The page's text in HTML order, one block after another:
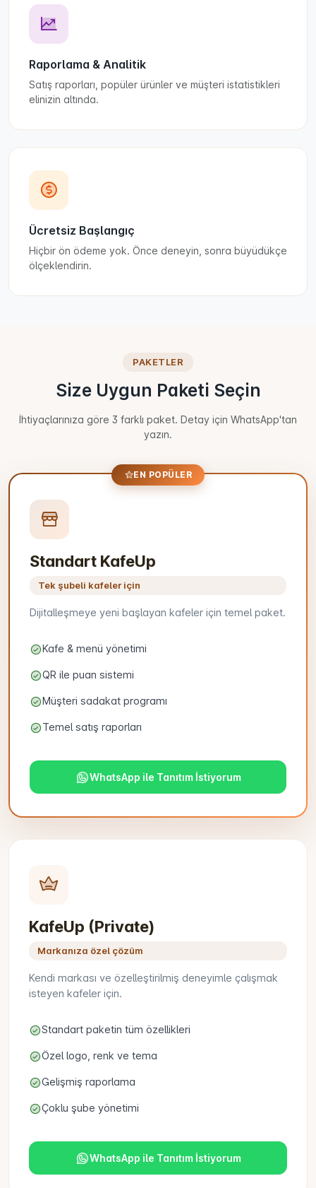
Raporlama & Analitik
Satış raporları, popüler ürünler ve müşteri istatistikleri
elinizin altında.
Ücretsiz Başlangıç
Hiçbir ön ödeme yok. Önce deneyin, sonra büyüdükçe
ölçeklendirin.
PAKETLER
Size Uygun Paketi Seçin
İhtiyaçlarınıza göre 3 farklı paket. Detay için WhatsApp'tan
yazın.
EN POPÜLER
Standart KafeUp
Tek şubeli kafeler için
Dijitalleşmeye yeni başlayan kafeler için temel paket.
Kafe & menü yönetimi
QR ile puan sistemi
Müşteri sadakat programı
Temel satış raporları
WhatsApp ile Tanıtım İstiyorum
KafeUp (Private)
Markanıza özel çözüm
Kendi markası ve özelleştirilmiş deneyimle çalışmak
isteyen kafeler için.
Standart paketin tüm özellikleri
Özel logo, renk ve tema
Gelişmiş raporlama
Çoklu şube yönetimi
WhatsApp ile Tanıtım İstiyorum